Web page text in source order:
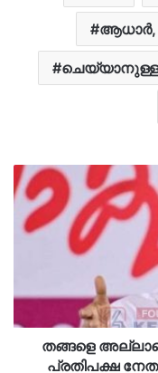
ആധാ‍ർ,
ചെയ്യാനുള്ള
തങ്ങളെ
പ്രതിപക്ഷ